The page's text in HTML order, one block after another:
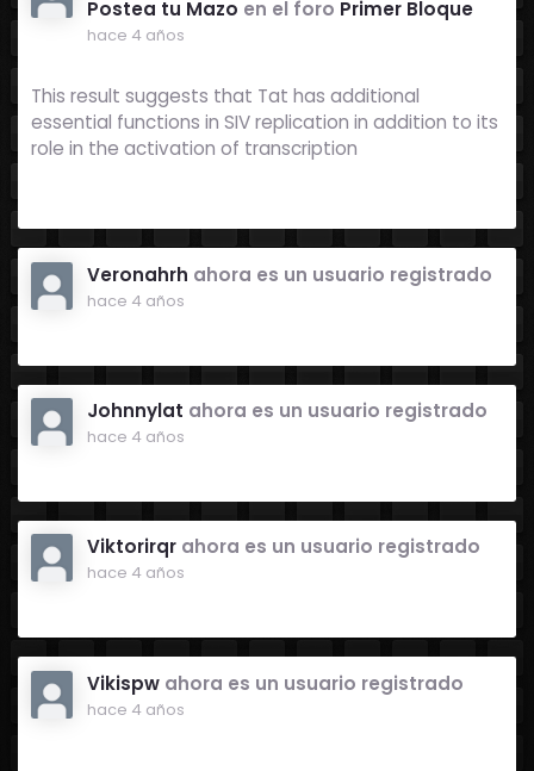
Postea tu Mazo en el foro Primer Bloque
hace 4 años
This result suggests that Tat has additional
essential functions in SIV replication in addition to its
role in the activation of transcription
Veronahrh ahora es un usuario registrado
hace 4 años
Johnnylat ahora es un usuario registrado
hace 4 años
Viktorirqr ahora es un usuario registrado
hace 4 años
Vikispw ahora es un usuario registrado
hace 4 años